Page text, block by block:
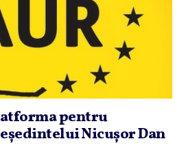
pentru
Nicuşor Dan